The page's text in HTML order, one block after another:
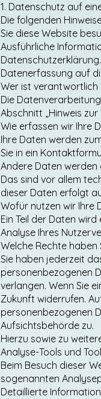
1. Datenschutz auf
Die folgenden
Sie diese Website
Ausführliche
Datenschutzerklärung.
Datenerfassung auf
Wer ist verantwortlich
Die
Abschnitt „Hinweis
Wie erfassen wir Ihre
Ihre Daten werden
Sie in ein
Andere Daten werden
Das sind vor allem
dieser Daten erfolgt
Wofür nutzen wir Ihre
Ein Teil der Daten
Analyse Ihres
Welche Rechte haben
Sie haben jederzeit
personenbezogenen
verlangen. Wenn Sie
Zukunft widerrufen.
personenbezogenen
Aufsichtsbehörde zu.
Hierzu sowie zu
Analyse-Tools und
Beim Besuch dieser
sogenannten
Detaillierte